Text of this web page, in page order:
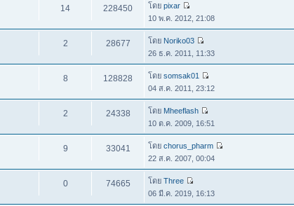
14 228450 โดยpixar
10 พ.ค. 2012, 21:08
2 28677 โดย Noriko03
26 ธ.ค. 2011, 11:33
8 128828 โดยsomsak01
04 ส.ค. 2011, 23:12
2 24338 โดย Mheeflash
10 ต.ค. 2009, 16:51
9 33041 โดยchorus_pharm
22 ส.ค. 2007, 00:04
0 74665 โดยThree
06 มี.ค. 2019, 16:13